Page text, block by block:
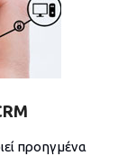
προηγμένα